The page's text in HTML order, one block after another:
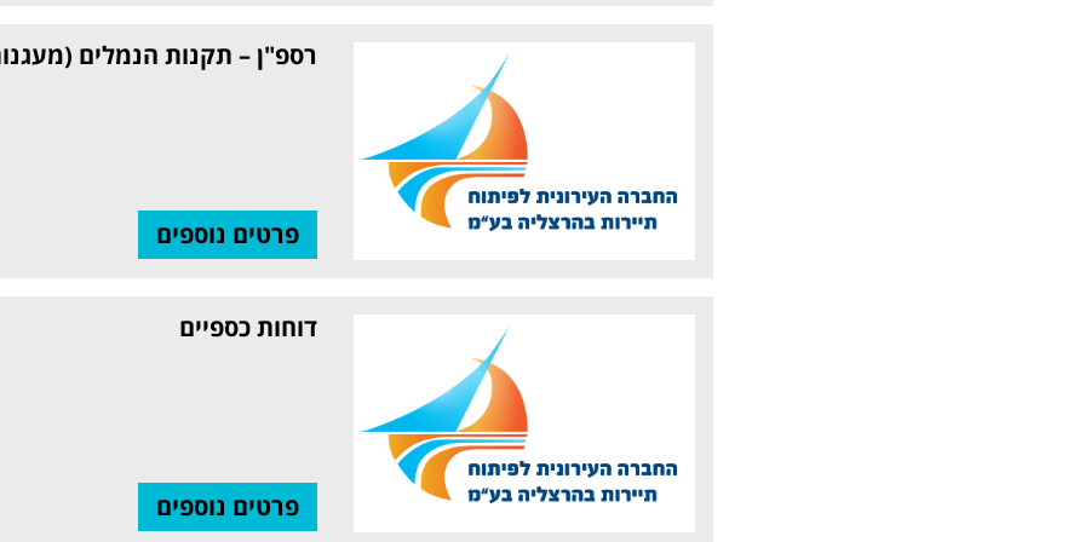
רספ"ן – תקנות הנמלים
פרטים נוספים
דוחות כספיים
פרטים נוספים